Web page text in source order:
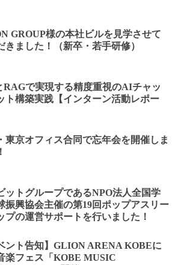
GROUP様の本社ビルを見学させて
きました！（新卒・若手研修）
RAGで実現する精度重視のAIチャッ
ト構築実践【インターン活動レポー
東京オフィス合同で忘年会を開催しま
ットグループであるNPO法人全国学
振興協会主催の第19回ポップアスリー
プの運営サポートを行いました！
ント告知】GLION ARENA KOBEに
楽フェス「KOBE MUSIC